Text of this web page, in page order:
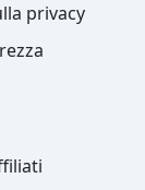
privacy